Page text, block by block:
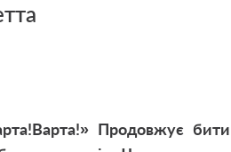
Продовжує бити